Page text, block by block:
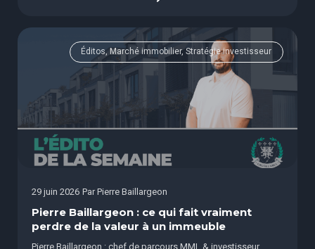
Éditos, Marché immobilier, Stratégie investisseur
29 juin 2026 Par Pierre Baillargeon
Pierre Baillargeon : ce qui fait vraiment
perdre de la valeur à un immeuble
Pierre Baillargeon : chef de parcours MML & investisseur